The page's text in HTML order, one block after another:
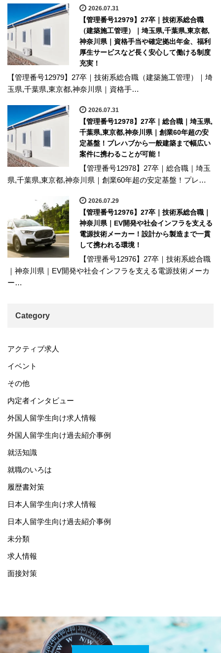
2026.07.31
【管理番号12979】27卒｜技術系総合職
（建築施工管理）｜埼玉県,千葉県,東京都,
神奈川県｜資格手当や確定拠出年金、福利
厚生サービスなど長く安心して働ける制度
充実！
【管理番号12979】27卒｜技術系総合職（建築施工管理）｜埼
玉県,千葉県,東京都,神奈川県｜資格手…
2026.07.31
【管理番号12978】27卒｜総合職｜埼玉県,
千葉県,東京都,神奈川県｜創業60年超の安
定基盤！プレハブから一般建築まで幅広い
案件に携わることが可能！
【管理番号12978】27卒｜総合職｜埼玉
県,千葉県,東京都,神奈川県｜創業60年超の安定基盤！プレ…
2026.07.29
【管理番号12976】27卒｜技術系総合職｜
神奈川県｜EV開発や社会インフラを支える
電源技術メーカー！設計から製造まで一貫
して携われる環境！
【管理番号12976】27卒｜技術系総合職
｜神奈川県｜EV開発や社会インフラを支える電源技術メーカ
ー…
Category
アクティブ求人
イベント
その他
内定者インタビュー
外国人留学生向け求人情報
外国人留学生向け過去紹介事例
就活知識
就職のいろは
履歴書対策
日本人留学生向け求人情報
日本人留学生向け過去紹介事例
未分類
求人情報
面接対策